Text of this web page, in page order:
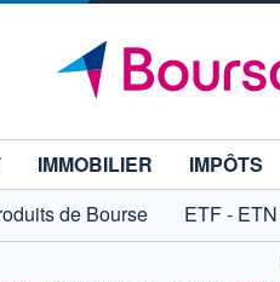
IMMOBILIER IMPÔTS
de Bourse ETF - ETN